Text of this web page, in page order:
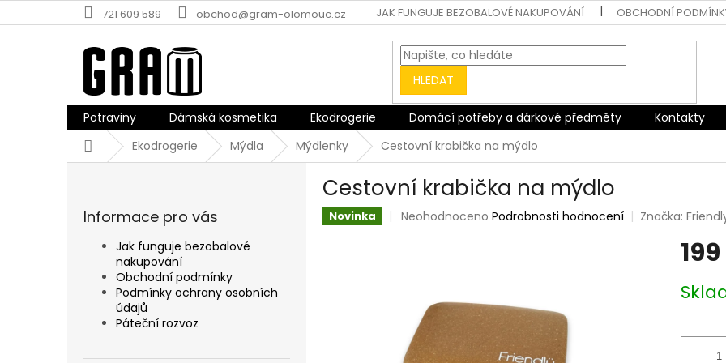
na
721 609 589 obchod@gram-olomouc.cz JAK FUNGUJE BEZOBALOVÉ NAKUPOVÁNÍ OBCHODNÍ
HLEDAT
Potraviny Dámská kosmetika Ekodrogerie Domácí potřeby a dárkové předměty Kontakty
DomůEkodrogerie Mýdla Mýdlenky Cestovní krabička na mýdlo
Informace pro vás
Jak funguje bezobalové
nakupování
Obchodní podmínky
Podmínky ochrany osobních
údajů
Páteční rozvoz
Cestovní krabička na mýdlo
Novinka
Průměrné
hvězdiček.
Neohodnoceno Podrobnosti hodnocení Značka:
cena: